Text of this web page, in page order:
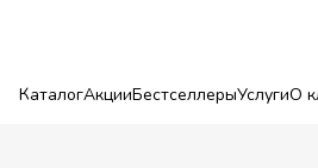
КаталогАкцииБестселлерыУслугиО